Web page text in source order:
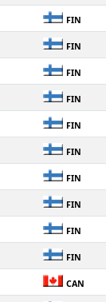
FIN
FIN
FIN
FIN
FIN
FIN
FIN
FIN
FIN
FIN
CAN